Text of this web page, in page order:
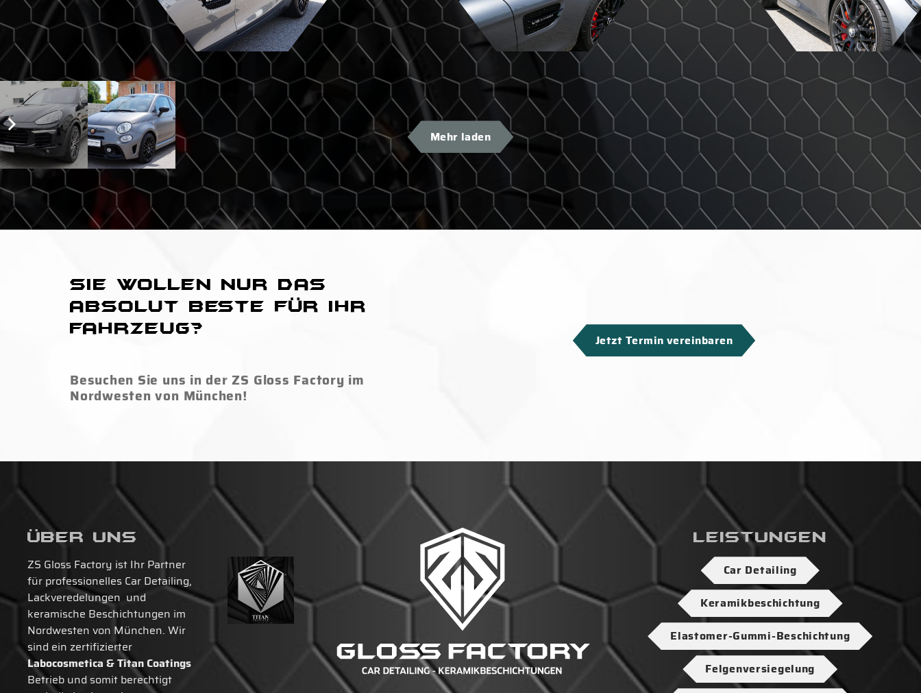
Mehr laden
Sie wollen nur das
absolut Beste für Ihr
Fahrzeug?
Besuchen Sie uns in der ZS Gloss Factory im
Nordwesten von München!
Jetzt Termin vereinbaren
Über Uns
ZS Gloss Factory ist Ihr Partner
für professionelles Car Detailing,
Lackveredelungen und
keramische Beschichtungen im
Nordwesten von München. Wir
sind ein zertifizierter
Labocosmetica & Titan Coatings
Betrieb und somit berechtigt
Leistungen
Car Detailing
Keramikbeschichtung
Elastomer-Gummi-Beschichtung
Felgenversiegelung